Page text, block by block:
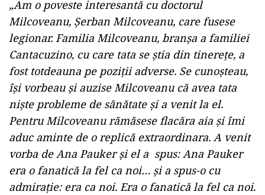
„Am o poveste interesantă cu doctorul
Milcoveanu, Șerban Milcoveanu, care fusese
legionar. Familia Milcoveanu, branșa a familiei
Cantacuzino, cu care tata se știa din tinerețe, a
fost totdeauna pe poziții adverse. Se cunoșteau,
își vorbeau și auzise Milcoveanu că avea tata
niște probleme de sănătate și a venit la el.
Pentru Milcoveanu rămăsese flacăra aia și îmi
aduc aminte de o replică extraordinara. A venit
vorba de Ana Pauker și el a spus: Ana Pauker
era o fanatică la fel ca noi… și a spus-o cu
admirație: era ca noi. Era o fanatică la fel ca noi.